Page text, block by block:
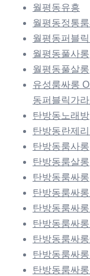
월평동유흥
월평동정통
월평동퍼블
월평동풀사롱
월평동풀살롱
유성룸싸롱
동퍼블릭가
탄방동노래방
탄방동란제
탄방동룸사롱
탄방동룸살롱
탄방동룸싸롱
탄방동룸싸
탄방동룸싸
탄방동룸싸롱
탄방동룸싸
탄방동룸싸롱
탄방동룸싸